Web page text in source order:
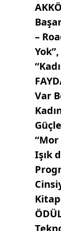
–
Var
“Mor
Işık